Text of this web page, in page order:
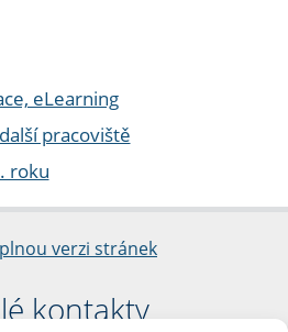
eLearning
pracoviště
roku
verzi stránek
kontakty